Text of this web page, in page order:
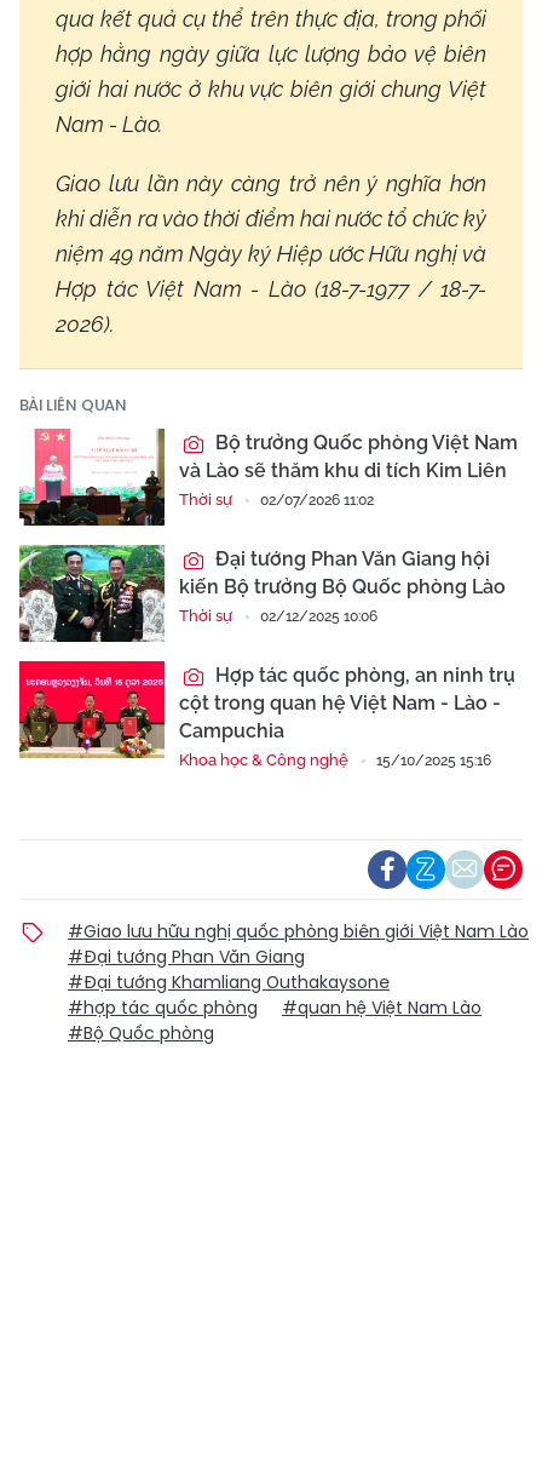
qua kết quả cụ thể trên thực địa, trong phối
hợp hằng ngày giữa lực lượng bảo vệ biên
giới hai nước ở khu vực biên giới chung Việt
Nam - Lào.
Giao lưu lần này càng trở nên ý nghĩa hơn
khi diễn ra vào thời điểm hai nước tổ chức kỷ
niệm 49 năm Ngày ký Hiệp ước Hữu nghị và
Hợp tác Việt Nam - Lào (18-7-1977 / 18-7-
2026).
BÀI LIÊN QUAN
Bộ trưởng Quốc phòng Việt Nam
và Lào sẽ thăm khu di tích Kim Liên
Thời sự 02/07/2026 11:02
Đại tướng Phan Văn Giang hội
kiến Bộ trưởng Bộ Quốc phòng Lào
Thời sự 02/12/2025 10:06
Hợp tác quốc phòng, an ninh trụ
cột trong quan hệ Việt Nam - Lào -
Campuchia
Khoa học & Công nghệ 15/10/2025 15:16
#Giao lưu hữu nghị quốc phòng biên giới Việt Nam Lào
#Đại tướng Phan Văn Giang
#Đại tướng Khamliang Outhakaysone
#hợp tác quốc phòng
#quan hệ Việt Nam Lào
#Bộ Quốc phòng